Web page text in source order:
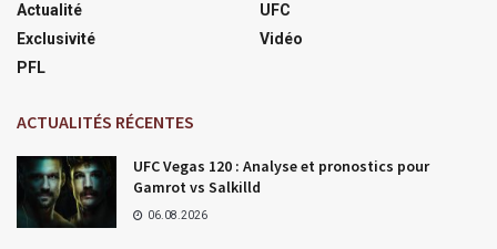
Actualité
Exclusivité
PFL
UFC
Vidéo
ACTUALITÉS RÉCENTES
UFC Vegas 120 : Analyse et pronostics pour
Gamrot vs Salkilld
06.08.2026